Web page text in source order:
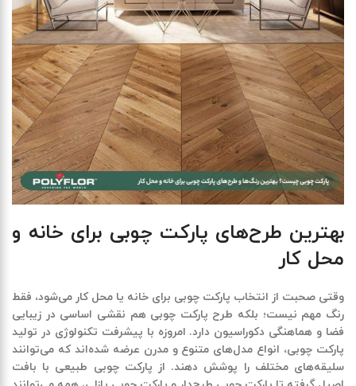
بهترین طرح‌های پارکت چوبی برای خانه و
محل کار
وقتی صحبت از انتخاب پارکت چوبی برای خانه یا محل کار می‌شود، فقط
رنگ مهم نیست؛ بلکه طرح پارکت چوبی هم نقشی اساسی در زیبایی
فضا و هماهنگی دکوراسیون دارد. امروزه با پیشرفت تکنولوژی در تولید
پارکت چوبی، انواع مدل‌های متنوع و مدرن عرضه شده‌اند که می‌توانند
سلیقه‌های مختلف را پوشش دهند. از پارکت چوبی طبیعی با بافت